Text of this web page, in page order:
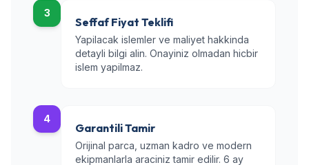
3
Seffaf Fiyat Teklifi
Yapilacak islemler ve maliyet hakkinda
detayli bilgi alin. Onayiniz olmadan hicbir
islem yapilmaz.
4
Garantili Tamir
Orijinal parca, uzman kadro ve modern
ekipmanlarla araciniz tamir edilir. 6 ay